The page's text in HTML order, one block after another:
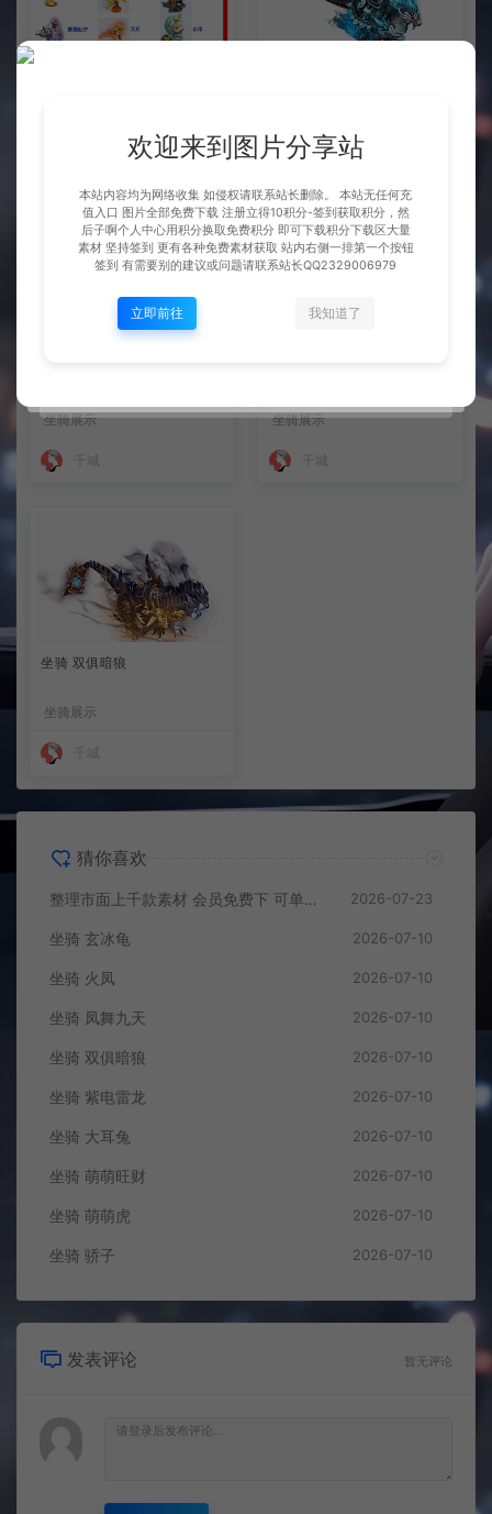
坐骑展示 坐骑展示
坐骑 双俱暗狼
坐骑展示
猜你喜欢
整理市面上千款素材 会员免费下 可单独买-5个多G 2026-07-23
坐骑 玄冰龟 2026-07-10
坐骑 火凤 2026-07-10
坐骑 凤舞九天 2026-07-10
坐骑 双俱暗狼 2026-07-10
坐骑 紫电雷龙 2026-07-10
坐骑 大耳兔 2026-07-10
坐骑 萌萌旺财 2026-07-10
坐骑 萌萌虎 2026-07-10
坐骑 骄子 2026-07-10
发表评论 暂无评论
欢迎来到图片分享站
本站内容均为网络收集 如侵权请联系站长删除。 本站无任何充
值入口 图片全部免费下载 注册立得10积分-签到获取积分，然
后子啊个人中心用积分换取免费积分 即可下载积分下载区大量
素材 坚持签到 更有各种免费素材获取 站内右侧一排第一个按钮
签到 有需要别的建议或问题请联系站长QQ2329006979
立即前往 我知道了